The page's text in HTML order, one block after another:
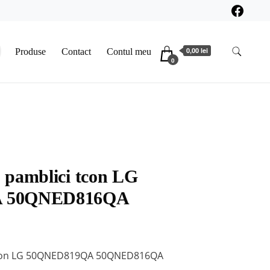
Produse Contact Contul meu
0
0,00 lei
pamblici tcon LG
50QNED816QA
LG 50QNED819QA 50QNED816QA